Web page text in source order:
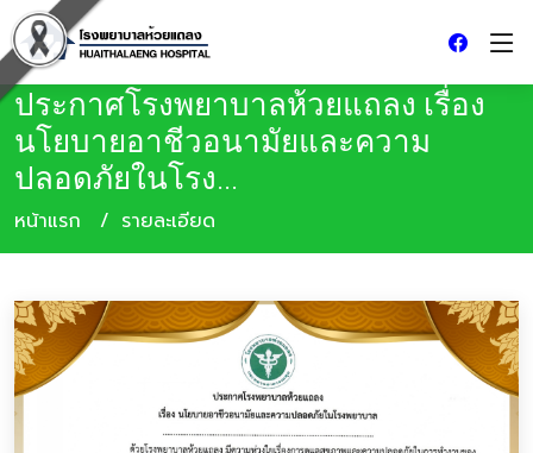
ประกาศโรงพยาบาลห้วยแถลง เรื่อง
นโยบายอาชีวอนามัยและความ
ปลอดภัยในโรง...
หน้าแรก รายละเอียด